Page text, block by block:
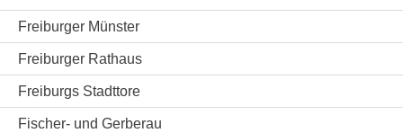
Freiburger Münster
Freiburger Rathaus
Freiburgs Stadttore
Fischer- und Gerberau